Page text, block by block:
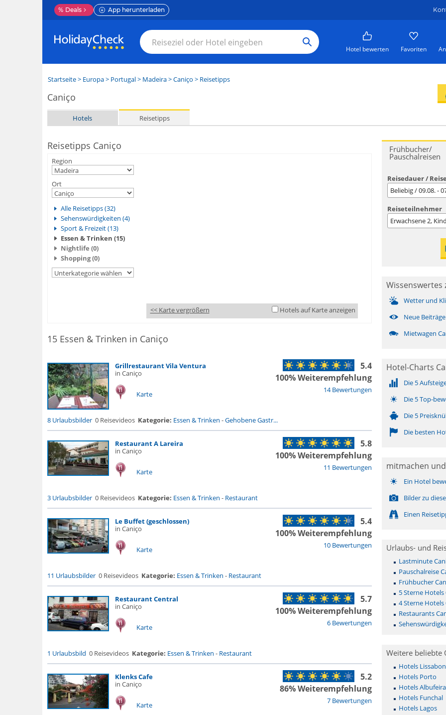
% Deals App herunterladen
Hotel bewerten Favoriten
Startseite> Europa> Portugal> Madeira>Caniço > Reisetipps
Caniço
Hotels Reisetipps
Reisetipps Caniço
Region
Ort
Alle Reisetipps (32)
Sehenswürdigkeiten (4)
Sport & Freizeit (13)
Essen & Trinken (15)
Nightlife (0)
Shopping (0)
<< Karte vergrößern Hotels auf Karte anzeigen
15 Essen & Trinken in Caniço
Grillrestaurant Vila Ventura
in Caniço
Karte 14 Bewertungen
5.4
100% Weiterempfehlung
8 Urlaubsbilder 0 Reisevideos Kategorie: Essen & Trinken -Gehobene Gastr...
Restaurant A Lareira
in Caniço
Karte 11 Bewertungen
5.8
100% Weiterempfehlung
3 Urlaubsbilder 0 Reisevideos Kategorie: Essen & Trinken - Restaurant
Le Buffet (geschlossen)
in Caniço
Karte 10 Bewertungen
5.4
100% Weiterempfehlung
11 Urlaubsbilder 0 Reisevideos Kategorie: Essen & Trinken - Restaurant
Restaurant Central
in Caniço
Karte 6 Bewertungen
5.7
100% Weiterempfehlung
1 Urlaubsbild 0 Reisevideos Kategorie: Essen & Trinken - Restaurant
Klenks Cafe
in Caniço
Karte 7 Bewertungen
5.2
86% Weiterempfehlung
Frühbucher/
Pauschalreisen
Reisedauer /
Beliebig / 09.08. -
Reiseteilnehmer
Erwachsene2,
Wissenswertes
Wetter und
Neue
Mietwagen
Hotel-Charts
Die 5
Die 5 Top-
Die 5
Die besten
mitmachen
Ein Hotel
Bilder zu
Einen
Urlaubs- und
Lastminute
Pauschalreise
Frühbucher
5 Sterne Hotels
4 Sterne Hotels
Restaurants
Weitere beliebte
Hotels Lissabon
Hotels Porto
Hotels Albufeira
Hotels Funchal
Hotels Lagos